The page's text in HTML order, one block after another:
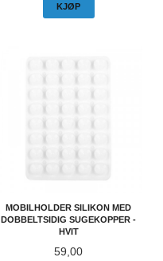
KJØP
MOBILHOLDER SILIKON MED
DOBBELTSIDIG SUGEKOPPER -
HVIT
Pris
59,00